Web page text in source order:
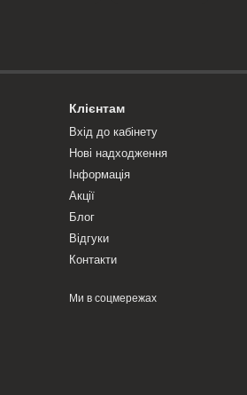
Клієнтам
Вхід до кабінету
Нові надходження
Інформація
Акції
Блог
Відгуки
Контакти
Ми в соцмережах